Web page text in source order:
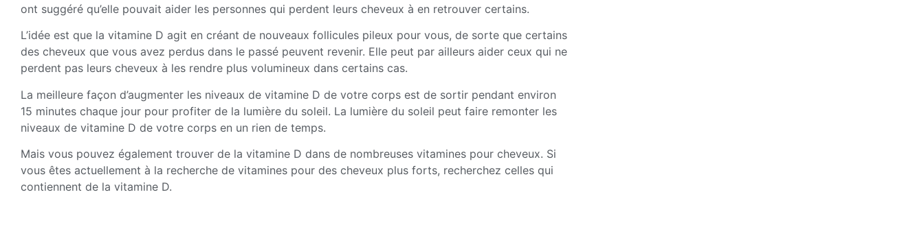
ont suggéré qu’elle pouvait aider les personnes qui perdent leurs cheveux à en retrouver certains.
L’idée est que la vitamine D agit en créant de nouveaux follicules pileux pour vous, de sorte que certains
des cheveux que vous avez perdus dans le passé peuvent revenir. Elle peut par ailleurs aider ceux qui ne
perdent pas leurs cheveux à les rendre plus volumineux dans certains cas.
La meilleure façon d’augmenter les niveaux de vitamine D de votre corps est de sortir pendant environ
15 minutes chaque jour pour profiter de la lumière du soleil. La lumière du soleil peut faire remonter les
niveaux de vitamine D de votre corps en un rien de temps.
Mais vous pouvez également trouver de la vitamine D dans de nombreuses vitamines pour cheveux. Si
vous êtes actuellement à la recherche de vitamines pour des cheveux plus forts, recherchez celles qui
contiennent de la vitamine D.